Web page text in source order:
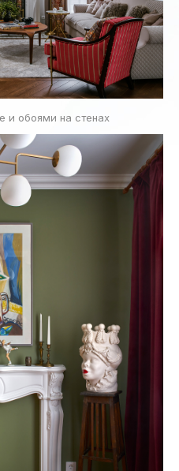
и обоями на стенах